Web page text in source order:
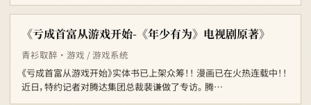
《亏成首富从游戏开始-《年少有为》电视剧原著》
青衫取醉 · 游戏 / 游戏系统
《亏成首富从游戏开始》实体书已上架众筹！！ 漫画已在火热连载中！！
近日，特约记者对腾达集团总裁裴谦做了专访。 腾…